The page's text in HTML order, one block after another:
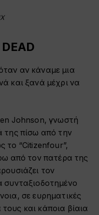
αν κάναμε μια
και ξανά μέχρι να
Johnson, γνωστή
της πίσω από την
το “Citizenfour”,
από τον πατέρα της
τον
συνταξιοδοτημένο
σε ευρηματικές
και κάποια βίαια